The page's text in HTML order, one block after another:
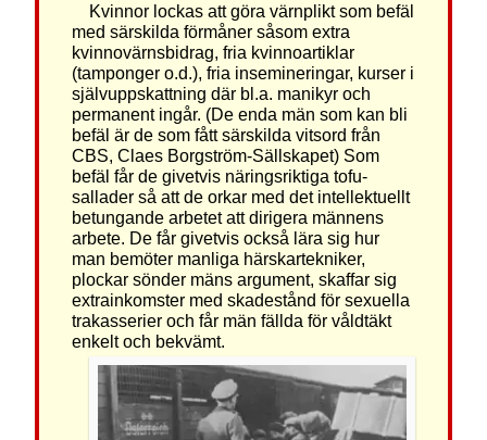
Kvinnor lockas att göra värnplikt som befäl
med särskilda förmåner såsom extra
kvinnovärnsbidrag, fria kvinnoartiklar
(tamponger o.d.), fria insemineringar, kurser i
självuppskattning där bl.a. manikyr och
permanent ingår. (De enda män som kan bli
befäl är de som fått särskilda vitsord från
CBS, Claes Borgström-Sällskapet) Som
befäl får de givetvis näringsriktiga tofu-
sallader så att de orkar med det intellektuellt
betungande arbetet att dirigera männens
arbete. De får givetvis också lära sig hur
man bemöter manliga härskartekniker,
plockar sönder mäns argument, skaffar sig
extrainkomster med skadestånd för sexuella
trakasserier och får män fällda för våldtäkt
enkelt och bekvämt.